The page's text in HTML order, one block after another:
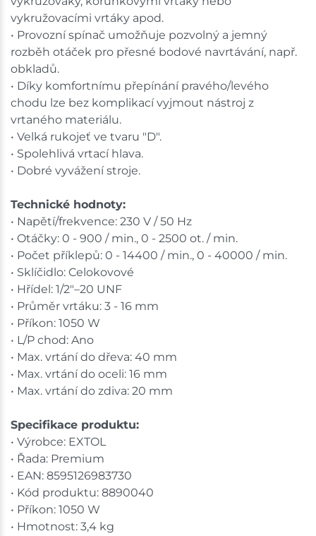
vykružovacími vrtáky apod.
• Provozní spínač umožňuje pozvolný a jemný
rozběh otáček pro přesné bodové navrtávání, např.
obkladů.
• Díky komfortnímu přepínání pravého/levého
chodu lze bez komplikací vyjmout nástroj z
vrtaného materiálu.
• Velká rukojeť ve tvaru "D".
• Spolehlivá vrtací hlava.
• Dobré vyvážení stroje.
Technické hodnoty:
• Napětí/frekvence: 230 V / 50 Hz
• Otáčky: 0 - 900 / min., 0 - 2500 ot. / min.
• Počet příklepů: 0 - 14400 / min., 0 - 40000 / min.
• Sklíčidlo: Celokovové
• Hřídel: 1/2"–20 UNF
• Průměr vrtáku: 3 - 16 mm
• Příkon: 1050 W
• L/P chod: Ano
• Max. vrtání do dřeva: 40 mm
• Max. vrtání do oceli: 16 mm
• Max. vrtání do zdiva: 20 mm
Specifikace produktu:
• Výrobce: EXTOL
• Řada: Premium
• EAN: 8595126983730
• Kód produktu: 8890040
• Příkon: 1050 W
• Hmotnost: 3,4 kg